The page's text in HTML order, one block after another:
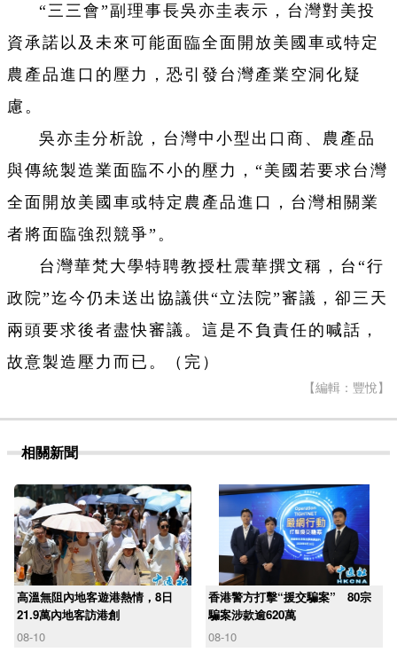
“三三會”副理事長吳亦圭表示，台灣對美投
資承諾以及未來可能面臨全面開放美國車或特定
農產品進口的壓力，恐引發台灣產業空洞化疑
慮。
吳亦圭分析說，台灣中小型出口商、農產品
與傳統製造業面臨不小的壓力，“美國若要求台灣
全面開放美國車或特定農產品進口，台灣相關業
者將面臨強烈競爭”。
台灣華梵大學特聘教授杜震華撰文稱，台“行
政院”迄今仍未送出協議供“立法院”審議，卻三天
兩頭要求後者盡快審議。這是不負責任的喊話，
故意製造壓力而已。（完）
【編輯：豐悅】
相關新聞
高溫無阻內地客遊港熱情，8日
21.9萬內地客訪港創
08-10
香港警方打擊“援交騙案” 80宗
騙案涉款逾620萬
08-10